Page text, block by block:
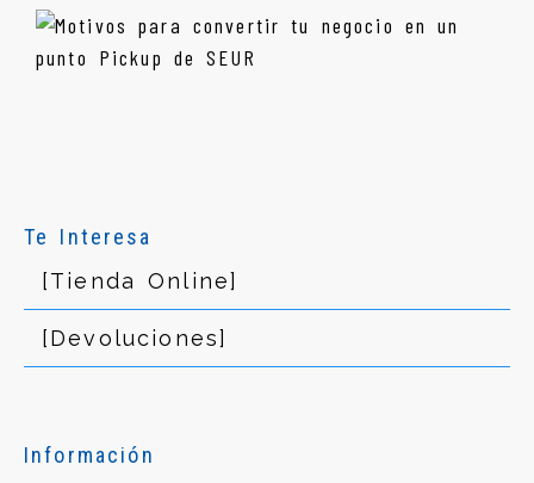
Te Interesa
[Tienda Online]
[Devoluciones]
Información